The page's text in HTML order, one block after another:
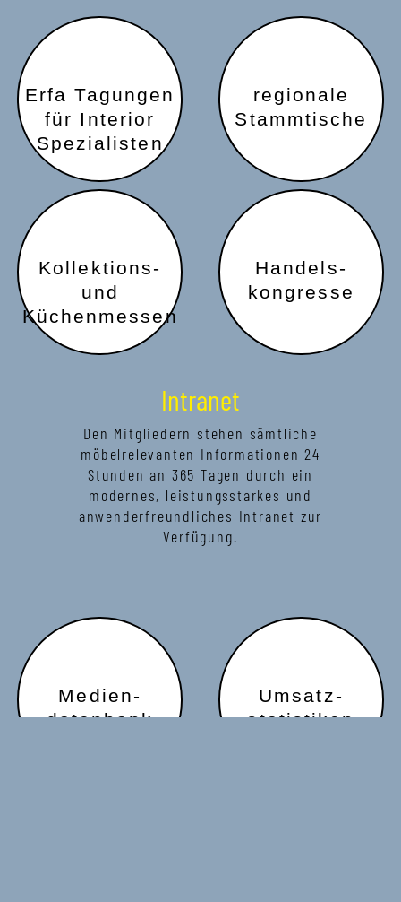
Erfa Tagungen
für Interior
Spezialisten
regionale
Stammtische
Kollektions-
und
Küchenmessen
Handels-
kongresse
Intranet
Den Mitgliedern stehen sämtliche
möbelrelevanten Informationen 24
Stunden an 365 Tagen durch ein
modernes, leistungsstarkes und
anwenderfreundliches Intranet zur
Verfügung.
Medien-
datenbank
Umsatz-
statistiken